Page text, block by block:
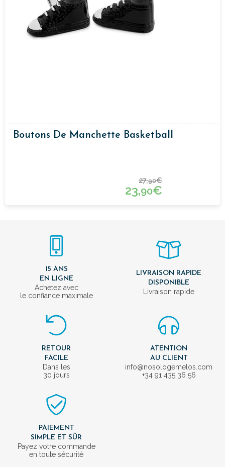
Boutons De Manchette Basketball
27,90€
23,90€
15 ANS
EN LIGNE
Achetez avec
le confiance maximale
LIVRAISON RAPIDE
DISPONIBLE
Livraison rapide
RETOUR
FACILE
Dans les
30 jours
ATENTION
AU CLIENT
info@nosologemelos.com
+34 91 435 36 56
PAIEMENT
SIMPLE ET SÛR
Payez votre commande
en toute sécurité